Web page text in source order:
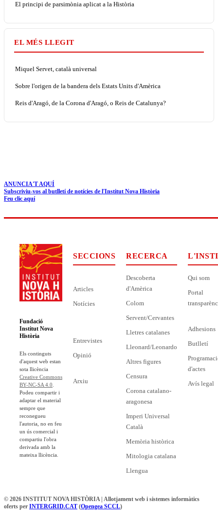
El principi de parsimònia aplicat a la Història
EL MÉS LLEGIT
Miquel Servet, català universal
Sobre l'origen de la bandera dels Estats Units d'Amèrica
Reis d'Aragó, de la Corona d'Aragó, o Reis de Catalunya?
ANUNCIA'T AQUÍ
Subscriviu-vos al butlletí de notícies de l'Institut Nova Història
Feu clic aquí
Fundació
Institut Nova
Història
Els continguts
d'aquest web estan
sota llicència
Creative Commons
BY-NC-SA 4.0
Podeu compartir i
adaptar el material
sempre que
reconegueu
l'autoria, no en feu
un ús comercial i
compartiu l'obra
derivada amb la
mateixa llicència.
SECCIONS
Articles
Notícies
Entrevistes
Opinió
Arxiu
RECERCA
Descoberta
d'Amèrica
Colom
Servent/Cervantes
Lletres catalanes
Lleonard/Leonardo
Altres figures
Censura
Corona catalano-
aragonesa
Imperi Universal
Català
Memòria històrica
Mitologia catalana
Llengua
Qui som
Portal
Adhesions
Butlletí
d'actes
Avís legal
© 2026 INSTITUT NOVA HISTÒRIA | Allotjament web i sistemes informàtics
oferts per INTERGRID.CAT (Opengea SCCL)